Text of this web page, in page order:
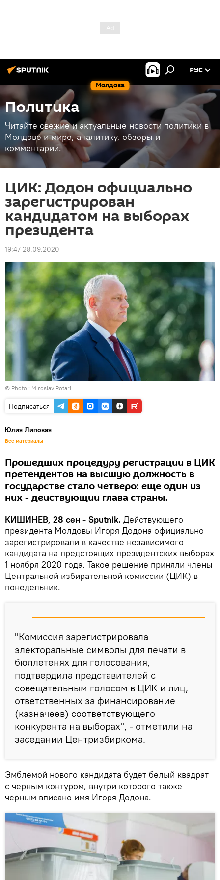
Молдова
РУС
Политика
Читайте свежие и актуальные новости политики в
Молдове и мире, аналитику, обзоры и
комментарии.
ЦИК: Додон официально
зарегистрирован
кандидатом на выборах
президента
19:47 28.09.2020
© Photo : Miroslav Rotari
Подписаться
Юлия Липовая
Все материалы
Прошедших процедуру регистрации в ЦИК
претендентов на высшую должность в
государстве стало четверо: еще один из
них - действующий глава страны.
КИШИНЕВ, 28 сен - Sputnik. Действующего
президента Молдовы Игоря Додона официально
зарегистрировали в качестве независимого
кандидата на предстоящих президентских выборах
1 ноября 2020 года. Такое решение приняли члены
Центральной избирательной комиссии (ЦИК) в
понедельник.
"Комиссия зарегистрировала
электоральные символы для печати в
бюллетенях для голосования,
подтвердила представителей с
совещательным голосом в ЦИК и лиц,
ответственных за финансирование
(казначеев) соответствующего
конкурента на выборах", - отметили на
заседании Центризбиркома.
Эмблемой нового кандидата будет белый квадрат
с черным контуром, внутри которого также
черным вписано имя Игоря Додона.